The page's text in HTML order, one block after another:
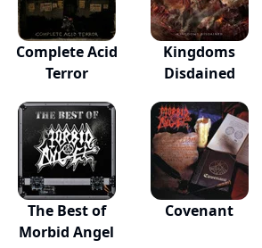
Complete Acid
Terror
Kingdoms
Disdained
The Best of
Morbid Angel
Covenant